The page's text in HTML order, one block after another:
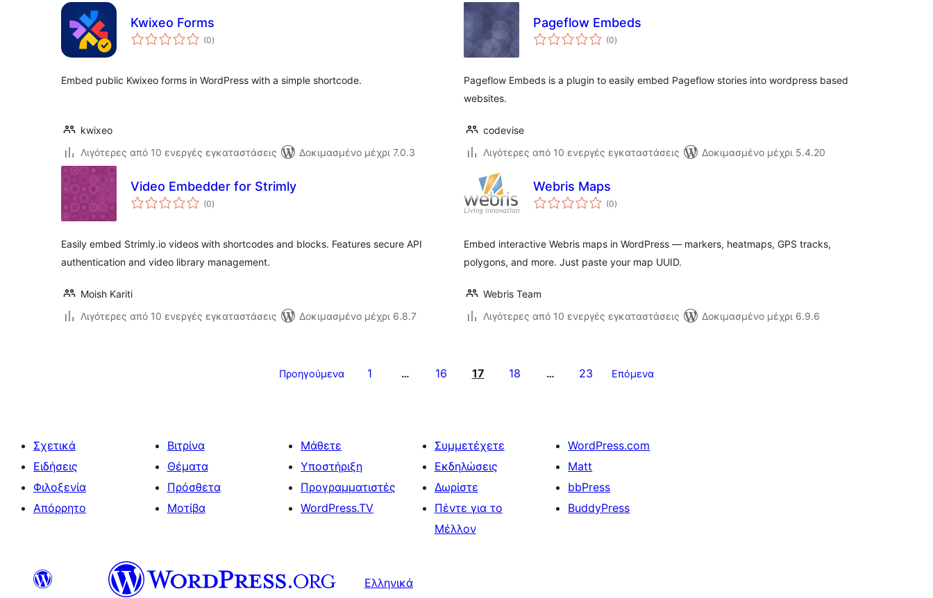
Kwixeo Forms
(0αξιολογήσεις
σύνολο
)
Embed public Kwixeo forms in WordPress with a simple shortcode.
kwixeo
Λιγότερες από 10 ενεργές εγκαταστάσεις
Δοκιμασμένο μέχρι 7.0.3
Pageflow Embeds
(0αξιολογήσεις
σύνολο
)
Pageflow Embeds is a plugin to easily embed Pageflow stories into wordpress based
websites.
codevise
Λιγότερες από 10 ενεργές εγκαταστάσεις
Δοκιμασμένο μέχρι 5.4.20
Video Embedder for Strimly
(0αξιολογήσεις
σύνολο
)
Easily embed Strimly.io videos with shortcodes and blocks. Features secure API
authentication and video library management.
Moish Kariti
Λιγότερες από 10 ενεργές εγκαταστάσεις
Δοκιμασμένο μέχρι 6.8.7
Webris Maps
(0αξιολογήσεις
σύνολο
)
Embed interactive Webris maps in WordPress — markers, heatmaps, GPS tracks,
polygons, and more. Just paste your map UUID.
Webris Team
Λιγότερες από 10 ενεργές εγκαταστάσεις
Δοκιμασμένο μέχρι 6.9.6
Προηγούμενα 1 … 16 17 18 … 23 Επόμενα
Σχετικά
Ειδήσεις
Φιλοξενία
Απόρρητο
Βιτρίνα
Θέματα
Πρόσθετα
Μοτίβα
Μάθετε
Υποστήριξη
Προγραμματιστές
WordPress.TV
Συμμετέχετε
Εκδηλώσεις
Δωρίστε
Πέντε για το
Μέλλον
WordPress.com
Matt
bbPress
BuddyPress
Ελληνικά